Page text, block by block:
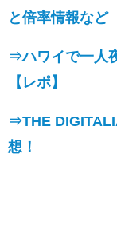
と倍率情報など
⇒ハワイで一人
【レポ】
⇒THE
想！